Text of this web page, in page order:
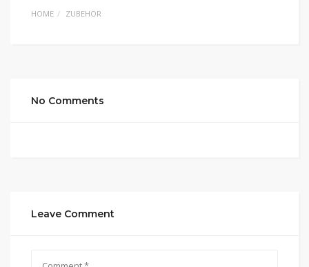
HOME ZUBEHÖR
No Comments
Leave Comment